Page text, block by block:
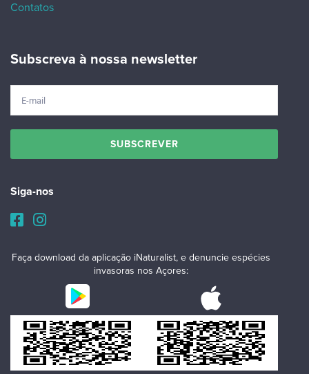
Contatos
Subscreva à nossa newsletter
Siga-nos
Faça download da aplicação iNaturalist, e denuncie espécies
invasoras nos Açores: